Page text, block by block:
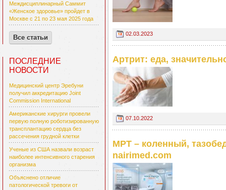
Междисциплинарный Саммит
«Женское здоровье» пройдет в
Москве с 21 по 23 мая 2025 года
Все статьи
ПОСЛЕДНИЕ
НОВОСТИ
Медицинский центр Эребуни
получил аккредитацию Joint
Commission International
Американские хирурги провели
первую полную роботизированную
трансплантацию сердца без
рассечения грудной клетки
Ученые из США назвали возраст
наиболее интенсивного старения
организма
Объяснено отличие
патологической тревоги от
02.03.2023
Артрит: еда,
07.10.2022
МРТ – коленный,
nairimed.com